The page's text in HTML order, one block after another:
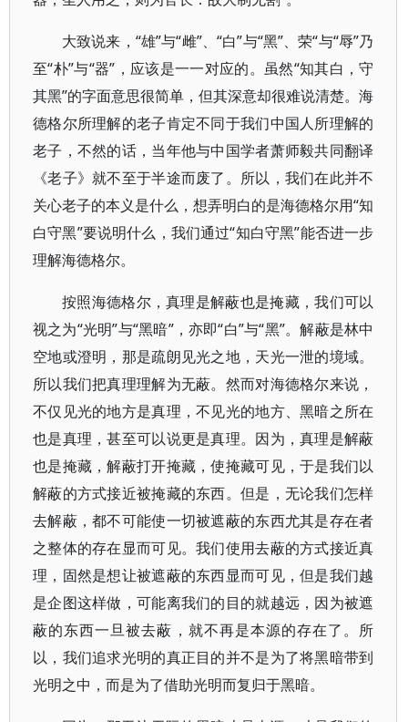
大致说来，“雄”与“雌”、“白”与“黑”、荣“与“辱”乃
至“朴”与“器”，应该是一一对应的。虽然“知其白，守
其黑”的字面意思很简单，但其深意却很难说清楚。海
德格尔所理解的老子肯定不同于我们中国人所理解的
老子，不然的话，当年他与中国学者萧师毅共同翻译
《老子》就不至于半途而废了。所以，我们在此并不
关心老子的本义是什么，想弄明白的是海德格尔用“知
白守黑”要说明什么，我们通过“知白守黑”能否进一步
理解海德格尔。
按照海德格尔，真理是解蔽也是掩藏，我们可以
视之为“光明”与“黑暗”，亦即“白”与“黑”。解蔽是林中
空地或澄明，那是疏朗见光之地，天光一泄的境域。
所以我们把真理理解为无蔽。然而对海德格尔来说，
不仅见光的地方是真理，不见光的地方、黑暗之所在
也是真理，甚至可以说更是真理。因为，真理是解蔽
也是掩藏，解蔽打开掩藏，使掩藏可见，于是我们以
解蔽的方式接近被掩藏的东西。但是，无论我们怎样
去解蔽，都不可能使一切被遮蔽的东西尤其是存在者
之整体的存在显而可见。我们使用去蔽的方式接近真
理，固然是想让被遮蔽的东西显而可见，但是我们越
是企图这样做，可能离我们的目的就越远，因为被遮
蔽的东西一旦被去蔽，就不再是本源的存在了。所
以，我们追求光明的真正目的并不是为了将黑暗带到
光明之中，而是为了借助光明而复归于黑暗。